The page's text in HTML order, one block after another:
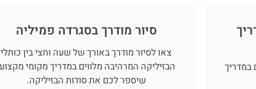
במדריך
סיור מודרך בסגרדה פמיליה
צאו לסיור מודרך באורך של שעה וחצי בין כותלי
הבזיליקה המרהיבה מלווים במדריך מקומי
שיספר לכם את סודות הבזיליקה.